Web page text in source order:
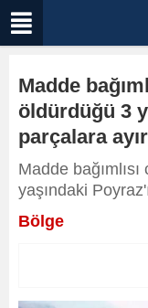
Madde
öldürdüğü 3
parçalara
Madde
yaşındaki
Bölge